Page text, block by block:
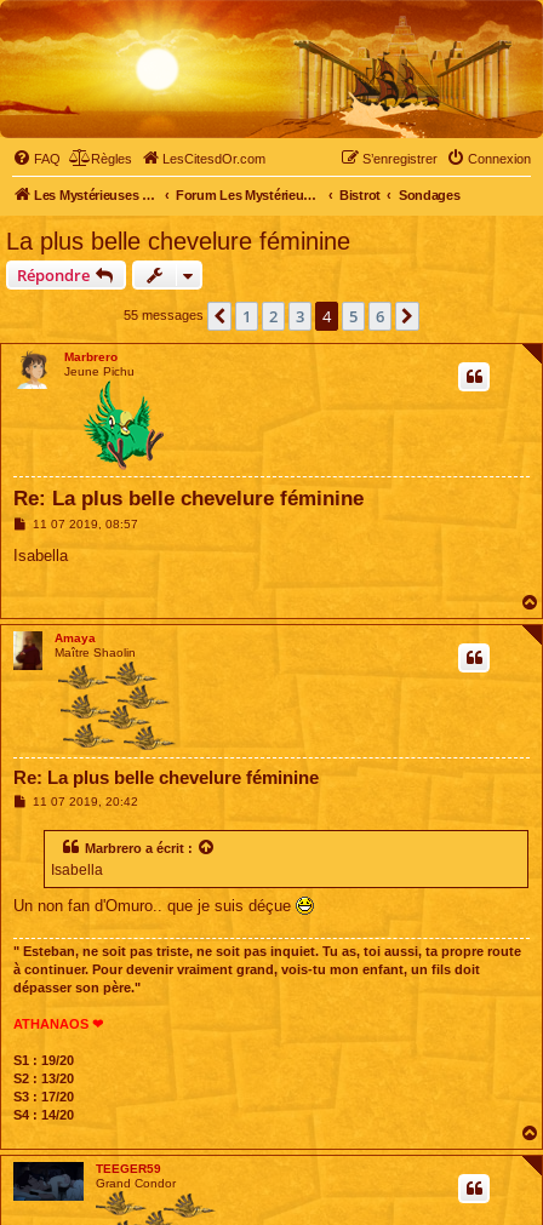
FAQ Règles LesCitesdOr.com Connexion
S’enregistrer
Les Mystérieuses Cités d'Or - LesCitesdOr.com Forum Les Mystérieuses Cités d'Or Bistrot Sondages
La plus belle chevelure féminine
Répondre
55 messages Précédente
1 2 3 4 5 6
Marbrero
Jeune Pichu
Re: La plus belle chevelure féminine
M
s
11 07 2019, 08:57
Isabella
Amaya
Maître Shaolin
Re: La plus belle chevelure féminine
M11 07 2019, 20:42
Marbrero a écrit :
Isabella
Un non fan d'Omuro.. que je suis déçue
" Esteban, ne soit pas triste, ne soit pas inquiet. Tu as, toi aussi, ta propre route
à continuer. Pour devenir vraiment grand, vois-tu mon enfant, un fils doit
dépasser son père."
ATHANAOS ❤
S1 : 19/20
S2 : 13/20
S3 : 17/20
S4 : 14/20
TEEGER59
Grand Condor